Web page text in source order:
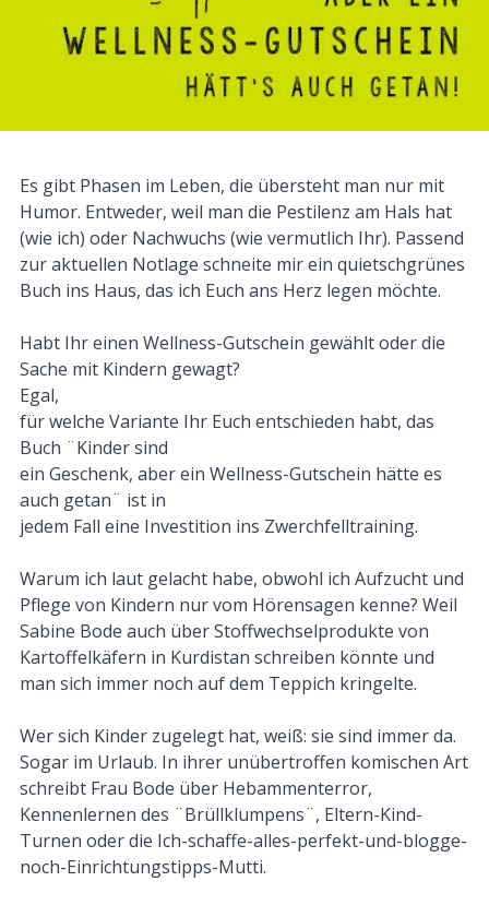
Es gibt Phasen im Leben, die übersteht man nur mit
Humor. Entweder, weil man die Pestilenz am Hals hat
(wie ich) oder Nachwuchs (wie vermutlich Ihr). Passend
zur aktuellen Notlage schneite mir ein quietschgrünes
Buch ins Haus, das ich Euch ans Herz legen möchte.
Habt Ihr einen Wellness-Gutschein gewählt oder die
Sache mit Kindern gewagt?
Egal,
für welche Variante Ihr Euch entschieden habt, das
Buch ¨Kinder sind
ein Geschenk, aber ein Wellness-Gutschein hätte es
auch getan¨ ist in
jedem Fall eine Investition ins Zwerchfelltraining.
Warum ich laut gelacht habe, obwohl ich Aufzucht und
Pflege von Kindern nur vom Hörensagen kenne? Weil
Sabine Bode auch über Stoffwechselprodukte von
Kartoffelkäfern in Kurdistan schreiben könnte und
man sich immer noch auf dem Teppich kringelte.
Wer sich Kinder zugelegt hat, weiß: sie sind immer da.
Sogar im Urlaub. In ihrer unübertroffen komischen Art
schreibt Frau Bode über Hebammenterror,
Kennenlernen des ¨Brüllklumpens¨, Eltern-Kind-
Turnen oder die Ich-schaffe-alles-perfekt-und-blogge-
noch-Einrichtungstipps-Mutti.